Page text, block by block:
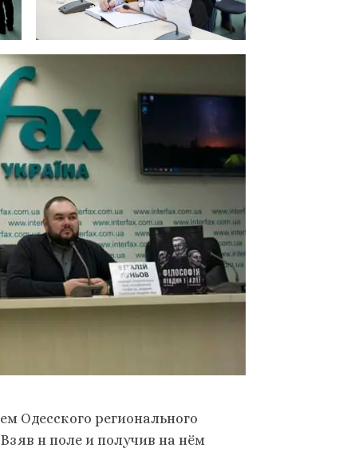
Одесского регионального
н поле и получив на нём